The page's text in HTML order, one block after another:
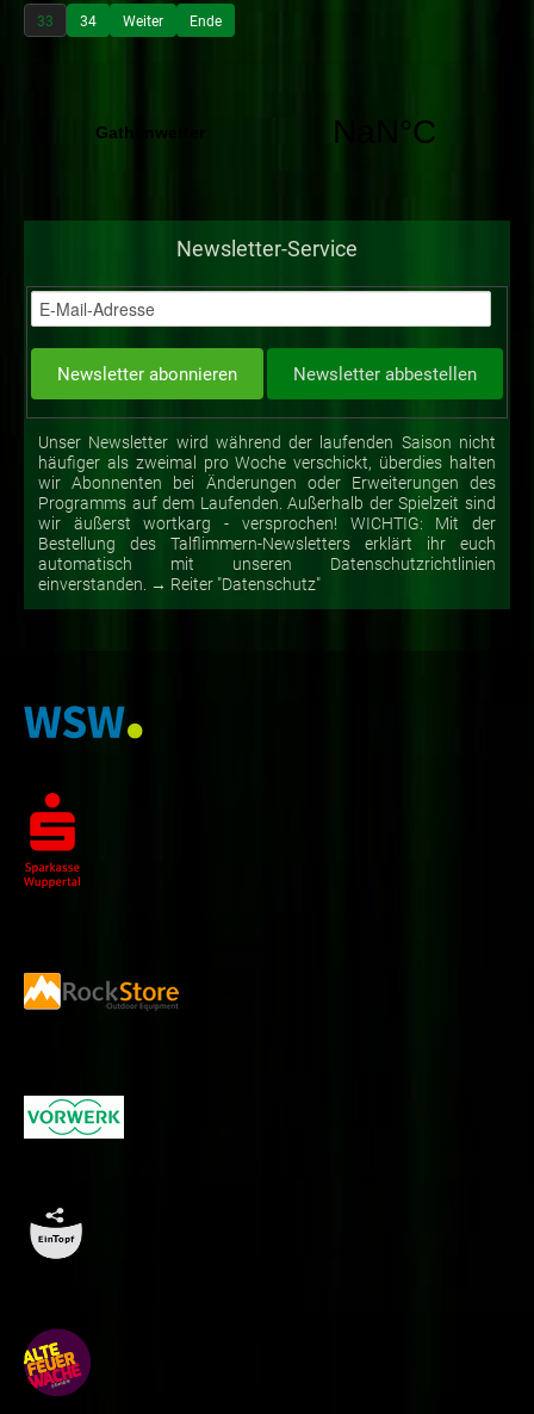
33 34 Weiter Ende
Newsletter-Service
Unser Newsletter wird während der laufenden Saison nicht
häufiger als zweimal pro Woche verschickt, überdies halten
wir Abonnenten bei Änderungen oder Erweiterungen des
Programms auf dem Laufenden. Außerhalb der Spielzeit sind
wir äußerst wortkarg - versprochen! WICHTIG: Mit der
Bestellung des Talflimmern-Newsletters erklärt ihr euch
automatisch mit unseren Datenschutzrichtlinien
einverstanden. → Reiter "Datenschutz"